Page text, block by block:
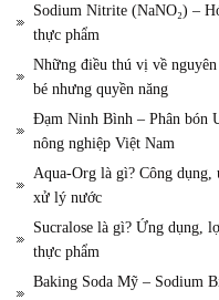
Sodium Nitrite (NaNO₂) –
thực phẩm
Những điều thú vị về
bé nhưng quyền năng
Đạm Ninh Bình – Phân bón
nông nghiệp Việt Nam
Aqua-Org là gì? Công
xử lý nước
Sucralose là gì? Ứng dụng,
thực phẩm
Baking Soda Mỹ – Sodium